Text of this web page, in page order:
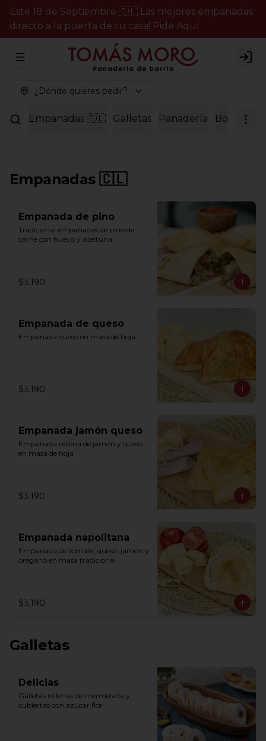
Este 18 de Septiembre 🇨🇱 Las mejores empanadas
directo a la puerta de tu casa! Pide Aquí
Abrir menu de navegación
¿Dónde quieres pedir?
Empanadas 🇨🇱 Galletas Panadería Bollería
Empanadas 🇨🇱
Empanada de pino
Tradicional empanadas de pino de
carne con huevo y aceituna.
$3.190
Empanada de queso
Empanada queso en masa de hoja
$3.190
Empanada jamón queso
Empanada rellena de jamón y queso
en masa de hoja
$3.190
Empanada napolitana
Empanada de tomate, queso, jamón y
orégano en masa tradicional
$3.190
Galletas
Delicias
Galletas rellenas de mermelada y
cubiertas con azúcar flor